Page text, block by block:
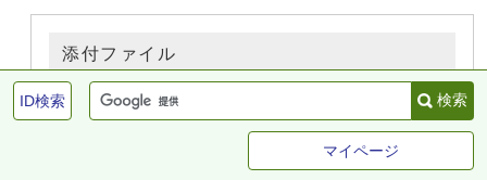
ID検索 検索
マイページ
添付ファイル
危険物製造所等変更許可申請書 (PDF形